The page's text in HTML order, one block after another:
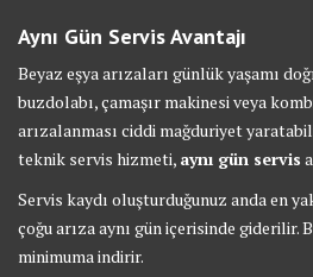
Aynı Gün Servis Avantajı
Beyaz eşya arızaları günlük yaşamı
buzdolabı, çamaşır makinesi veya
arızalanması ciddi mağduriyet
teknik servis hizmeti, aynı gün servis
Servis kaydı oluşturduğunuz anda en
çoğu arıza aynı gün içerisinde giderilir.
minimuma indirir.